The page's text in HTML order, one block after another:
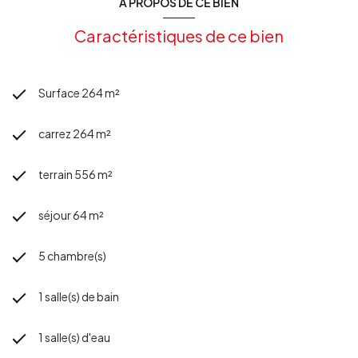
Caractéristiques de ce bien
Surface 264 m²
carrez 264 m²
terrain 556 m²
séjour 64 m²
5 chambre(s)
1 salle(s) de bain
1 salle(s) d'eau